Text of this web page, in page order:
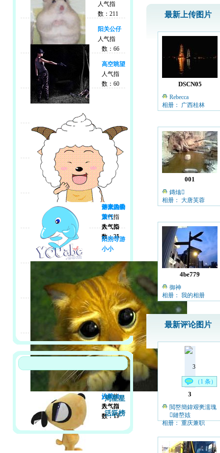
人气指
数：211
阳关公仔
人气指
数：66
高空眺望
人气指
数：60
游来游去
人气指
数：35
落寞的季
节
人气指
数：35
一个人的
旅行
人气指
数：31
阳朔导游
小小
人气指
数：21
沙驼
人气指
数：19
yzxcmly
人气指
数：17
周星星
活跃榜
最新上传图片
DSCN05
Rebecca
相册： 广西桂林
001
鏄熻
相册： 大唐芙蓉
4be779
御神
相册： 我的相册
最新评论图片
（1 条）
3
閲嶅簡鍏艰亴濡瑰
鏈嶅姟
相册： 重庆兼职